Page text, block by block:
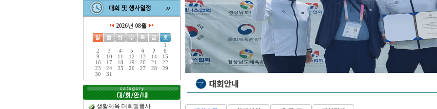
2026년 08월
1
2
3 4 5 6 7
8
9
10 11 12 13 14
15
16
17 18 19 20 21
22
23
24 25 26 27 28
29
30
31
생활체육 대회및행사